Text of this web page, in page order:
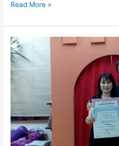
Read More »
ア
ロ
マ
プ
レ
ッ
シ
ャ
ー
に